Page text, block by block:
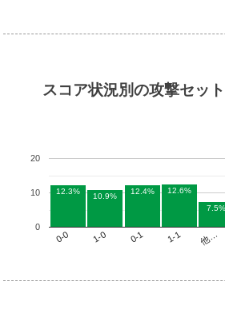
スコア状況別の攻撃セッ
0-0 1-0 0-1 1-1 他…
0
10
20
12.3%
10.9%
12.4%
12.6%
7.5%